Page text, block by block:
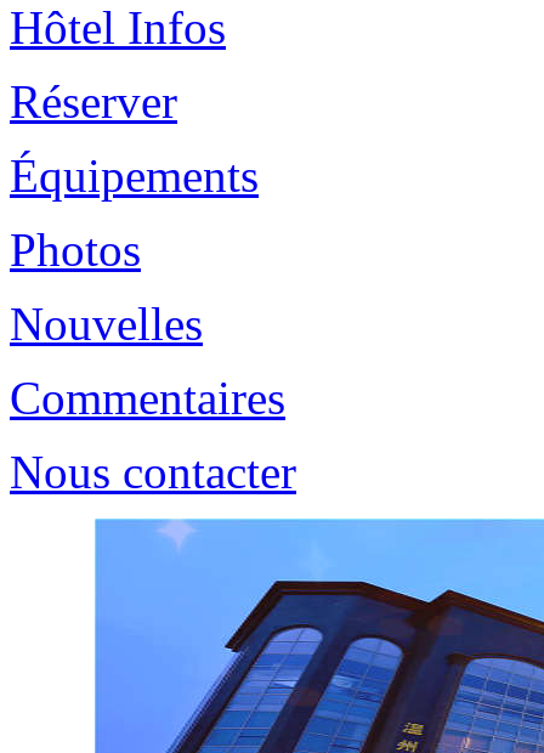
Hôtel Infos
Réserver
Équipements
Photos
Nouvelles
Commentaires
Nous contacter